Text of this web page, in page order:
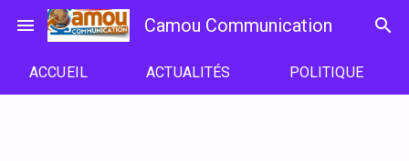
menu Camou Communication search
ACCUEIL ACTUALITÉS POLITIQUE